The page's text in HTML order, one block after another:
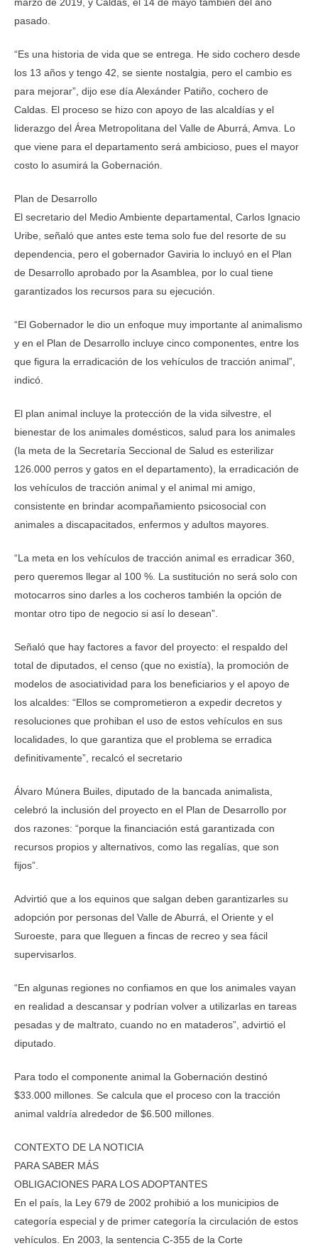
pasado.
“Es una historia de vida que se entrega. He sido cochero desde
los 13 años y tengo 42, se siente nostalgia, pero el cambio es
para mejorar”, dijo ese día Alexánder Patiño, cochero de
Caldas. El proceso se hizo con apoyo de las alcaldías y el
liderazgo del Área Metropolitana del Valle de Aburrá, Amva. Lo
que viene para el departamento será ambicioso, pues el mayor
costo lo asumirá la Gobernación.
Plan de Desarrollo
El secretario del Medio Ambiente departamental, Carlos Ignacio
Uribe, señaló que antes este tema solo fue del resorte de su
dependencia, pero el gobernador Gaviria lo incluyó en el Plan
de Desarrollo aprobado por la Asamblea, por lo cual tiene
garantizados los recursos para su ejecución.
“El Gobernador le dio un enfoque muy importante al animalismo
y en el Plan de Desarrollo incluye cinco componentes, entre los
que figura la erradicación de los vehículos de tracción animal”,
indicó.
El plan animal incluye la protección de la vida silvestre, el
bienestar de los animales domésticos, salud para los animales
(la meta de la Secretaría Seccional de Salud es esterilizar
126.000 perros y gatos en el departamento), la erradicación de
los vehículos de tracción animal y el animal mi amigo,
consistente en brindar acompañamiento psicosocial con
animales a discapacitados, enfermos y adultos mayores.
“La meta en los vehículos de tracción animal es erradicar 360,
pero queremos llegar al 100 %. La sustitución no será solo con
motocarros sino darles a los cocheros también la opción de
montar otro tipo de negocio si así lo desean”.
Señaló que hay factores a favor del proyecto: el respaldo del
total de diputados, el censo (que no existía), la promoción de
modelos de asociatividad para los beneficiarios y el apoyo de
los alcaldes: “Ellos se comprometieron a expedir decretos y
resoluciones que prohiban el uso de estos vehículos en sus
localidades, lo que garantiza que el problema se erradica
definitivamente”, recalcó el secretario
Álvaro Múnera Builes, diputado de la bancada animalista,
celebró la inclusión del proyecto en el Plan de Desarrollo por
dos razones: “porque la financiación está garantizada con
recursos propios y alternativos, como las regalías, que son
fijos”.
Advirtió que a los equinos que salgan deben garantizarles su
adopción por personas del Valle de Aburrá, el Oriente y el
Suroeste, para que lleguen a fincas de recreo y sea fácil
supervisarlos.
“En algunas regiones no confiamos en que los animales vayan
en realidad a descansar y podrían volver a utilizarlas en tareas
pesadas y de maltrato, cuando no en mataderos”, advirtió el
diputado.
Para todo el componente animal la Gobernación destinó
$33.000 millones. Se calcula que el proceso con la tracción
animal valdría alrededor de $6.500 millones.
CONTEXTO DE LA NOTICIA
PARA SABER MÁS
OBLIGACIONES PARA LOS ADOPTANTES
En el país, la Ley 679 de 2002 prohibió a los municipios de
categoría especial y de primer categoría la circulación de estos
vehículos. En 2003, la sentencia C-355 de la Corte